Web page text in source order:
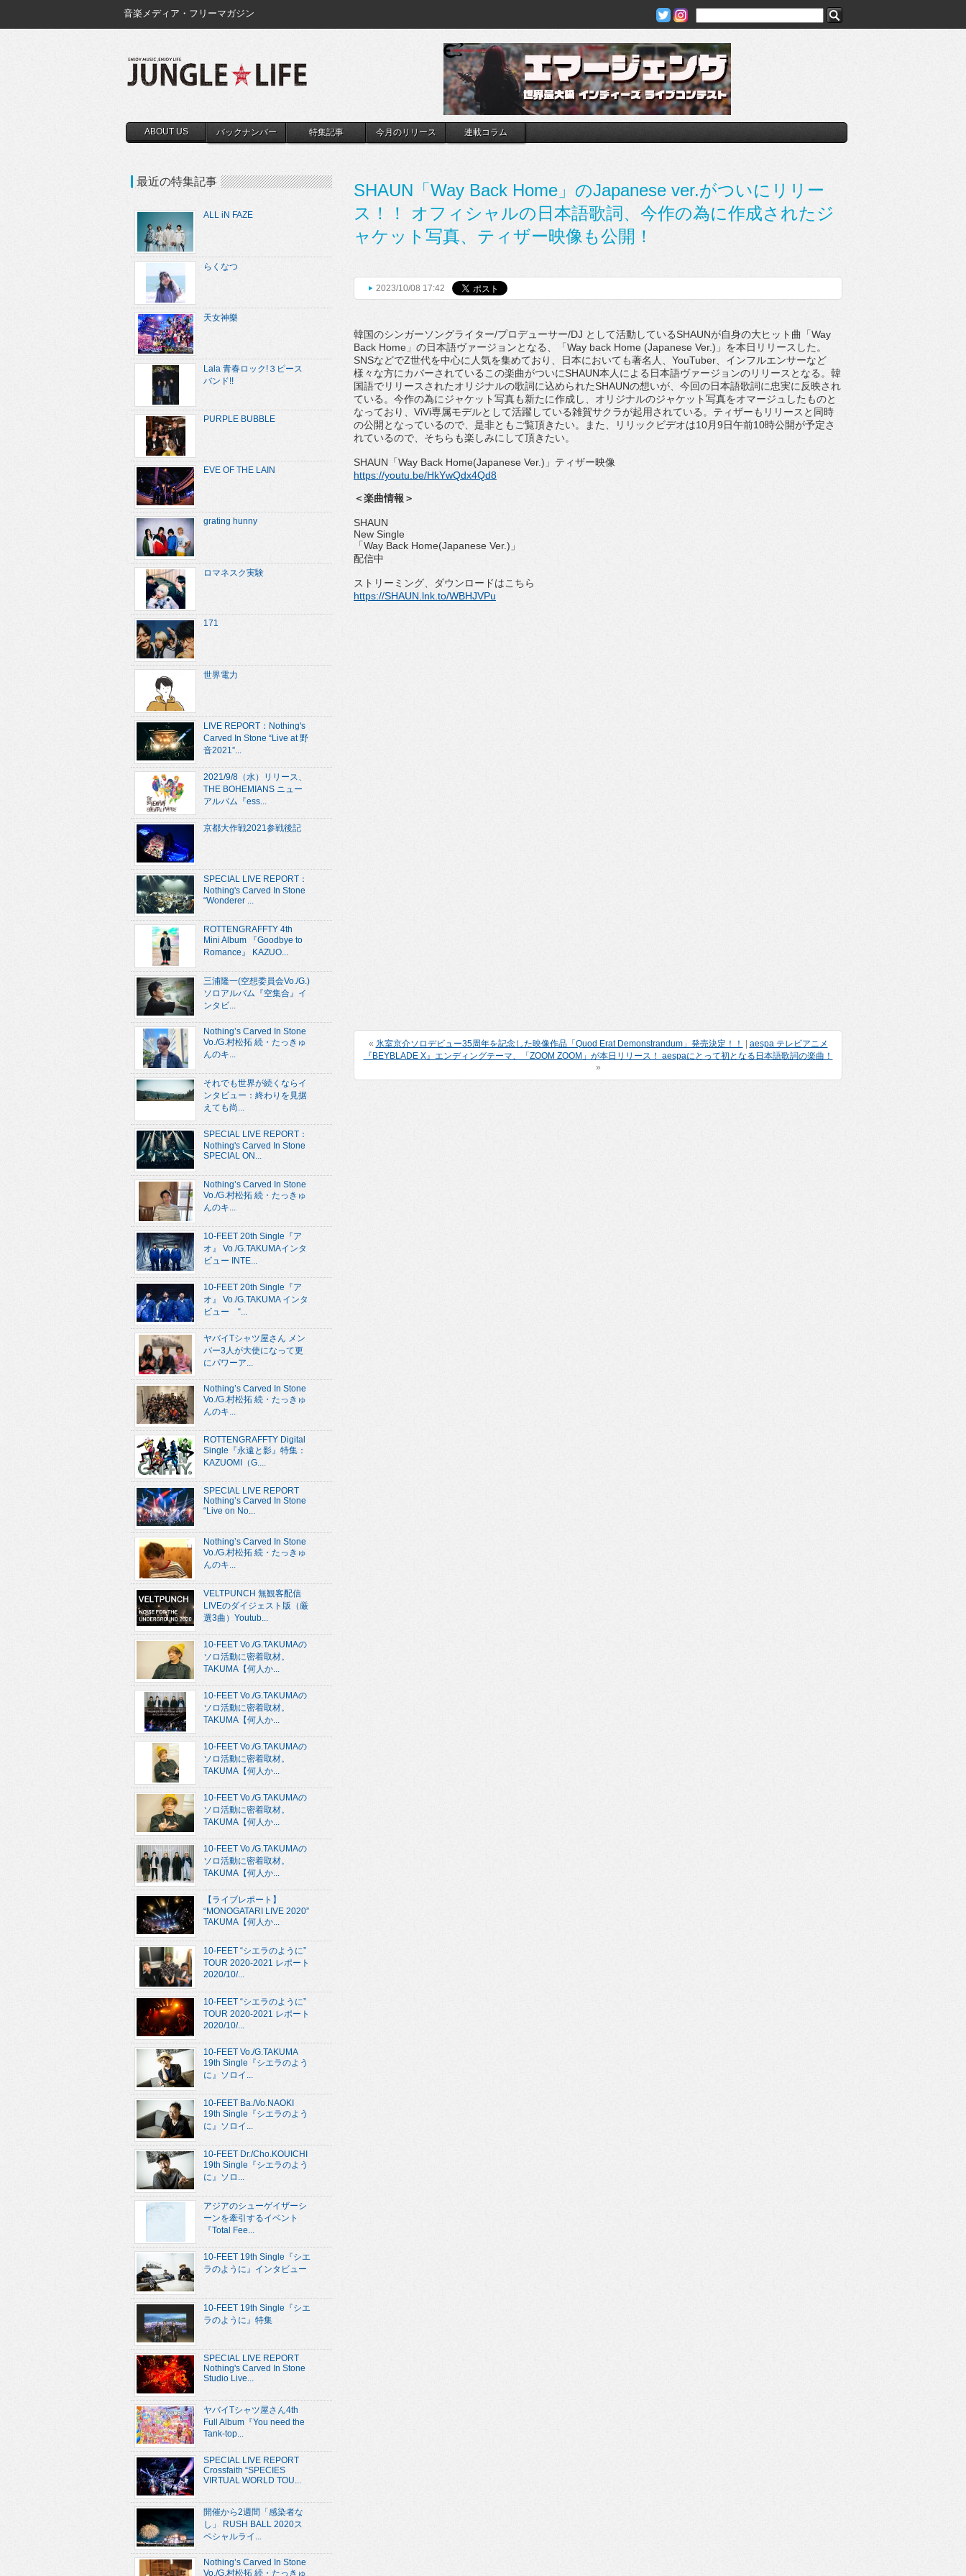
音楽メディア・フリーマガジン
ABOUT US バックナンバー 特集記事 今月のリリース 連載コラム
SHAUN「Way Back Home」のJapanese ver.がついにリリー
ス！！ オフィシャルの日本語歌詞、今作の為に作成されたジ
ャケット写真、ティザー映像も公開！
2023/10/08 17:42
韓国のシンガーソングライター/プロデューサー/DJ として活動しているSHAUNが自身の大ヒット曲「Way
Back Home 」の日本語ヴァージョンとなる、「Way back Home (Japanese Ver.) 」を本日リリースした。
SNSなどでZ世代を中心に人気を集めており、日本においても著名人、 YouTuber
インフルエンサーなど
様々な方にカバーされているこの楽曲がついにSHAUN本人による日本語ヴァージョンのリリースとなる。 韓
国語でリリースされたオリジナルの歌詞に込められたSHAUNの想いが、今回の日本語歌詞に忠実に反映され
ている。 今作の為にジャケット写真も新たに作成し、 オリジナルのジャケット写真をオマージュしたものと
なっており、 ViVi専属モデルとして活躍している雑賀サクラが起用されている。ティザーもリリースと同時
の公開となっているので、 是非ともご覧頂きたい。また、リリックビデオは10月9日午前10時公開が予定さ
れているので、そちらも楽しみにして頂きたい。
SHAUN 「Way Back Home(Japanese Ver.) 」ティザー映像
https://youtu.be/HkYwQdx4Qd8
＜楽曲情報＞
SHAUN
New Single
「Way Back Home(Japanese Ver.) 」
配信中
ストリーミング、ダウンロードはこちら
https://SHAUN.lnk.to/WBHJVPu
« 氷室京介ソロデビュー35周年を記念した映像作品「Quod Erat Demonstrandum」発売決定！！
aespa テレビアニメ
『BEYBLADE X』エンディングテーマ、「ZOOM ZOOM」が本日リリース！ aespaにとって初となる日本語歌詞の楽曲！
»
最近の特集記事
ALL iN FAZE
らくなつ
天女神樂
Lala 青春ロック!３ピース
バンド!!
PURPLE BUBBLE
EVE OF THE LAIN
grating hunny
ロマネスク実験
171
世界電力
LIVE REPORT：Nothing's
Carved In Stone “Live at 野
音2021”...
2021/9/8（水）リリース、
THE BOHEMIANS ニュー
アルバム『ess...
京都大作戦2021参戦後記
SPECIAL LIVE REPORT：
Nothing's Carved In Stone
“Wonderer ...
ROTTENGRAFFTY 4th
Mini Album 『Goodbye to
Romance』 KAZUO...
三浦隆一(空想委員会Vo./G.)
ソロアルバム『空集合』イ
ンタビ...
Nothing’s Carved In Stone
Vo./G.村松拓 続・たっきゅ
んのキ...
それでも世界が続くならイ
ンタビュー：終わりを見据
えても尚...
SPECIAL LIVE REPORT：
Nothing's Carved In Stone
SPECIAL ON...
Nothing’s Carved In Stone
Vo./G.村松拓 続・たっきゅ
んのキ...
10-FEET 20th Single『ア
オ』 Vo./G.TAKUMAインタ
ビュー INTE...
10-FEET 20th Single『ア
オ』 Vo./G.TAKUMA インタ
ビュー “...
ヤバイTシャツ屋さん メン
バー3人が大使になって更
にパワーア...
Nothing’s Carved In Stone
Vo./G.村松拓 続・たっきゅ
んのキ...
ROTTENGRAFFTY Digital
Single『永遠と影』特集：
KAZUOMI（G....
SPECIAL LIVE REPORT
Nothing’s Carved In Stone
“Live on No...
Nothing’s Carved In Stone
Vo./G.村松拓 続・たっきゅ
んのキ...
VELTPUNCH 無観客配信
LIVEのダイジェスト版（厳
選3曲）Youtub...
10-FEET Vo./G.TAKUMAの
ソロ活動に密着取材。
TAKUMA【何人か...
10-FEET Vo./G.TAKUMAの
ソロ活動に密着取材。
TAKUMA【何人か...
10-FEET Vo./G.TAKUMAの
ソロ活動に密着取材。
TAKUMA【何人か...
10-FEET Vo./G.TAKUMAの
ソロ活動に密着取材。
TAKUMA【何人か...
10-FEET Vo./G.TAKUMAの
ソロ活動に密着取材。
TAKUMA【何人か...
【ライブレポート】
“MONOGATARI LIVE 2020”
TAKUMA【何人か...
10-FEET “シエラのように”
TOUR 2020-2021 レポート
2020/10/...
10-FEET “シエラのように”
TOUR 2020-2021 レポート
2020/10/...
10-FEET Vo./G.TAKUMA
19th Single『シエラのよう
に』ソロイ...
10-FEET Ba./Vo.NAOKI
19th Single『シエラのよう
に』ソロイ...
10-FEET Dr./Cho.KOUICHI
19th Single『シエラのよう
に』ソロ...
アジアのシューゲイザーシ
ーンを牽引するイベント
『Total Fee...
10-FEET 19th Single『シエ
ラのように』インタビュー
10-FEET 19th Single『シエ
ラのように』特集
SPECIAL LIVE REPORT
Nothing's Carved In Stone
Studio Live...
ヤバイTシャツ屋さん4th
Full Album『You need the
Tank-top...
SPECIAL LIVE REPORT
Crossfaith “SPECIES
VIRTUAL WORLD TOU...
開催から2週間「感染者な
し」 RUSH BALL 2020ス
ペシャルライ...
Nothing’s Carved In Stone
Vo./G.村松拓 続・たっきゅ